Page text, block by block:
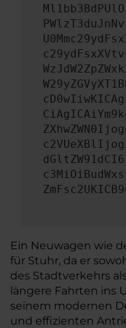
Ein Neuwagen wie
für Stuhr, da er
des Stadtverkehrs
längere Fahrten ins
seinem modernen
und effizienten